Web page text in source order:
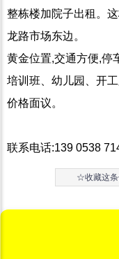
整栋楼加院子出租。
龙路市场东边。
黄金位置,交通方便,停
培训班、幼儿园、开
价格面议。
联系电话:139 0538
☆收藏这条